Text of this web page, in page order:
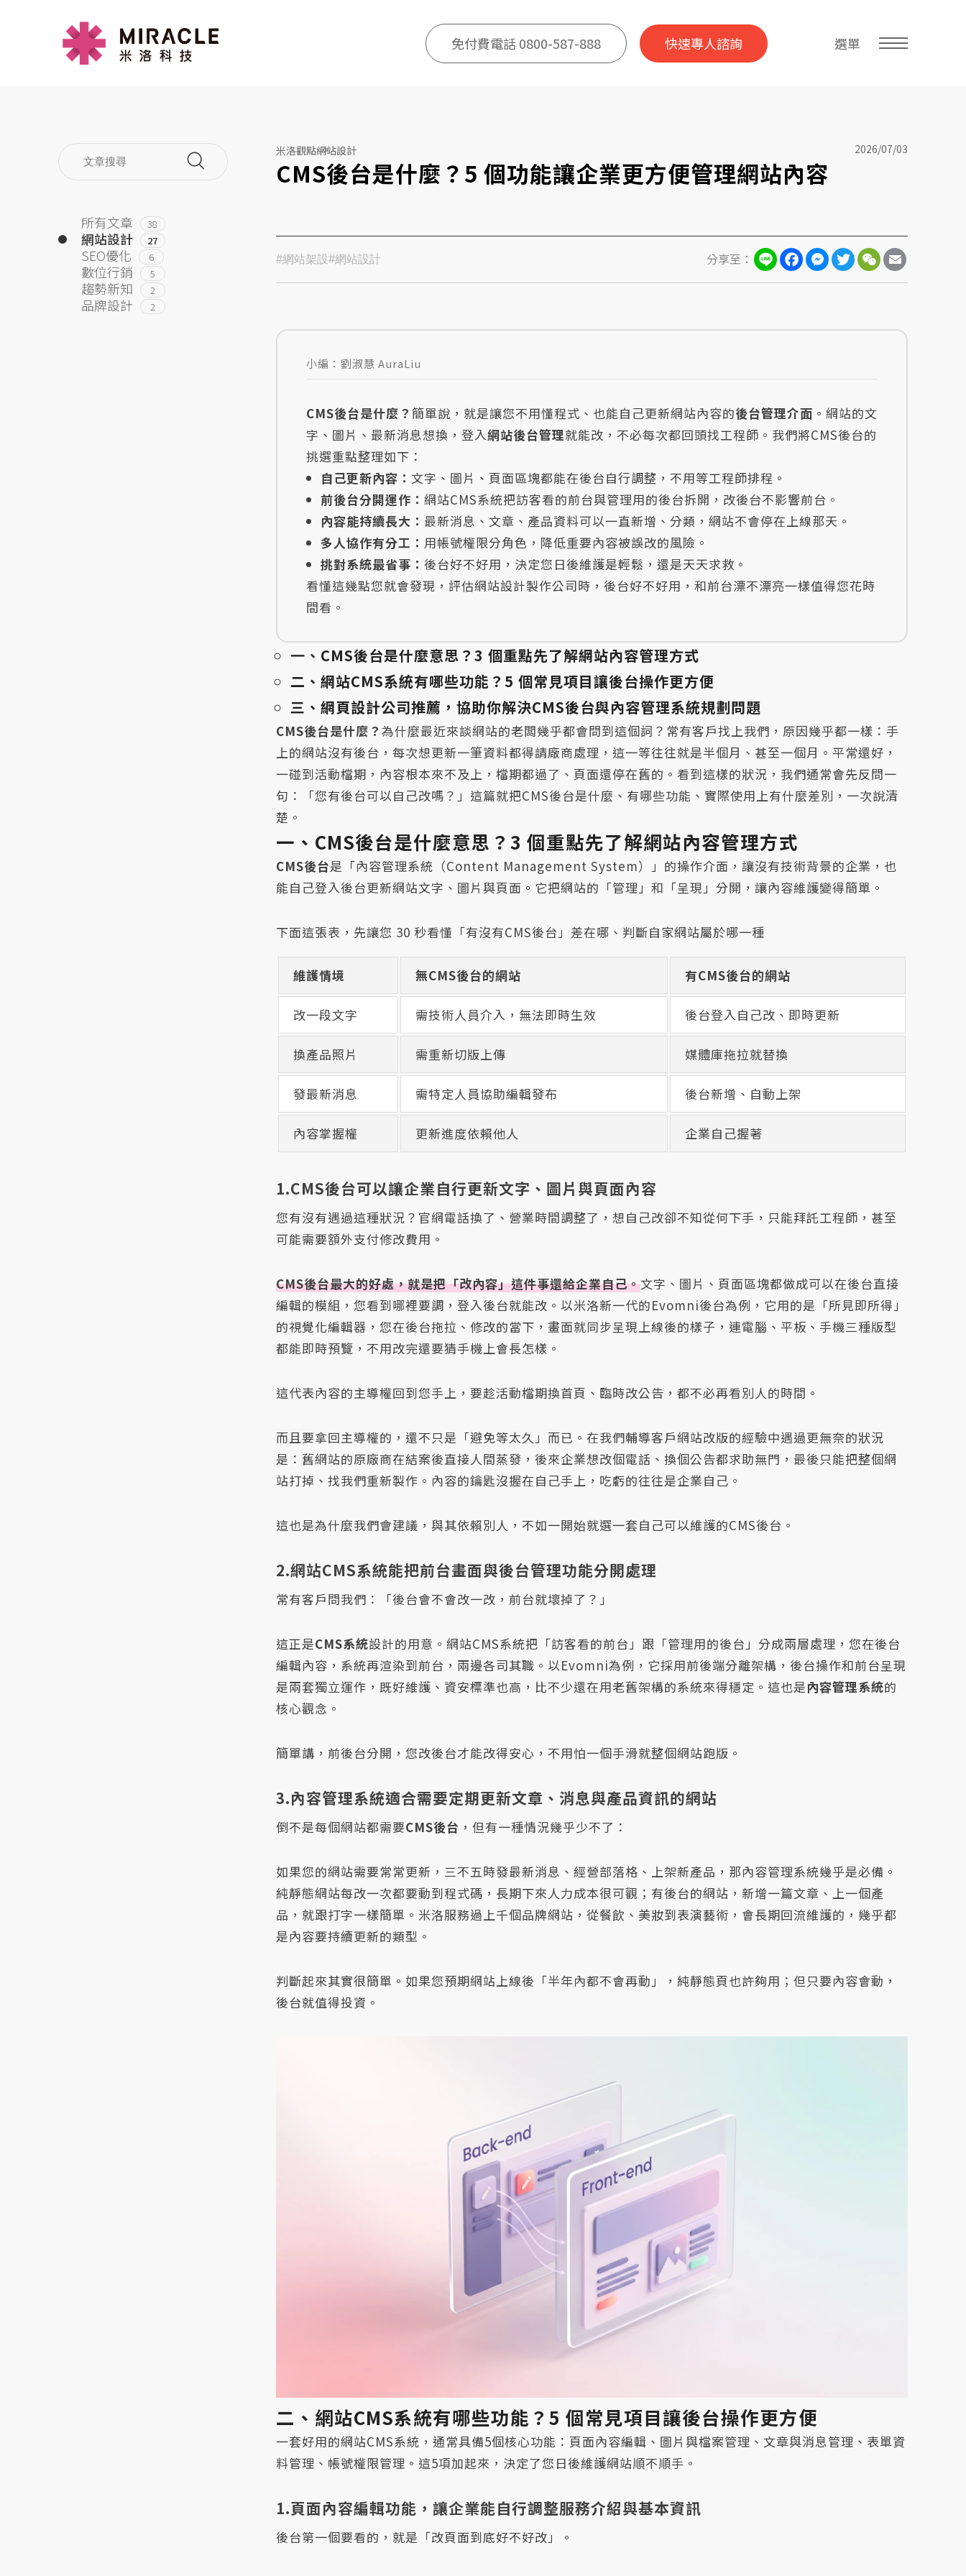
免付費電話 0800-587-888 快速專人諮詢 選單
所有文章 38
網站設計 27
SEO優化 6
數位行銷 5
趨勢新知 2
品牌設計 2
米洛觀點網站設計 2026/07/03
CMS後台是什麼？5 個功能讓企業更方便管理網站內容
#網站架設#網站設計 分享至： Line FacebookMessenger
TwitterWeChat
小編：劉淑慧 AuraLiu
CMS後台是什麼？簡單說，就是讓您不用懂程式、也能自己更新網站內容的後台管理介面 。網站的文
字、圖片、最新消息想換，登入網站後台管理就能改，不必每次都回頭找工程師。我們將CMS後台的
挑選重點整理如下：
自己更新內容：文字、圖片、頁面區塊都能在後台自行調整，不用等工程師排程。
前後台分開運作：網站CMS系統把訪客看的前台與管理用的後台拆開，改後台不影響前台。
內容能持續長大： 最新消息、文章、產品資料可以一直新增、分類，網站不會停在上線那天。
多人協作有分工： 用帳號權限分角色，降低重要內容被誤改的風險。
挑對系統最省事：後台好不好用，決定您日後維護是輕鬆，還是天天求救。
看懂這幾點您就會發現，評估網站設計製作公司時，後台好不好用，和前台漂不漂亮一樣值得您花時
間看。
一、 CMS後台是什麼意思？3 個重點先了解網站內容管理方式
二、網站CMS系統有哪些功能？5 個常見項目讓後台操作更方便
三、網頁設計公司推薦，協助你解決CMS後台與內容管理系統規劃問題
CMS後台是什麼？為什麼最近來談網站的老闆幾乎都會問到這個詞？常有客戶找上我們，原因幾乎都一樣：手
上的網站沒有後台，每次想更新一筆資料都得請廠商處理，這一等往往就是半個月、甚至一個月。平常還好，
一碰到活動檔期，內容根本來不及上，檔期都過了、頁面還停在舊的。看到這樣的狀況，我們通常會先反問一
句：「您有後台可以自己改嗎？」這篇就把CMS後台是什麼、有哪些功能、實際使用上有什麼差別，一次說清
楚。
一、CMS後台是什麼意思？3 個重點先了解網站內容管理方式
CMS後台是「內容管理系統（Content Management System）」的操作介面，讓沒有技術背景的企業，也
能自己登入後台更新網站文字、圖片與頁面。它把網站的「管理」和「呈現」分開，讓內容維護變得簡單。
下面這張表，先讓您 30 秒看懂「有沒有CMS後台」差在哪、判斷自家網站屬於哪一種
維護情境 無CMS後台的網站 有CMS後台的網站
改一段文字 需技術人員介入，無法即時生效 後台登入自己改、即時更新
換產品照片 需重新切版上傳 媒體庫拖拉就替換
發最新消息 需特定人員協助編輯發布 後台新增、自動上架
內容掌握權 更新進度依賴他人 企業自己握著
1.CMS後台可以讓企業自行更新文字、圖片與頁面內容
您有沒有遇過這種狀況？官網電話換了、營業時間調整了，想自己改卻不知從何下手，只能拜託工程師，甚至
可能需要額外支付修改費用。
CMS後台最大的好處，就是把「改內容」這件事還給企業自己。文字、圖片、頁面區塊都做成可以在後台直接
編輯的模組，您看到哪裡要調，登入後台就能改。以米洛新一代的Evomni後台為例，它用的是「所見即所得」
的視覺化編輯器，您在後台拖拉、修改的當下，畫面就同步呈現上線後的樣子，連電腦、平板、手機三種版型
都能即時預覽，不用改完還要猜手機上會長怎樣。
這代表內容的主導權回到您手上，要趁活動檔期換首頁、臨時改公告，都不必再看別人的時間。
而且要拿回主導權的，還不只是「避免等太久」而已。在我們輔導客戶網站改版的經驗中遇過更無奈的狀況
是：舊網站的原廠商在結案後直接人間蒸發，後來企業想改個電話、換個公告都求助無門，最後只能把整個網
站打掉、找我們重新製作。內容的鑰匙沒握在自己手上，吃虧的往往是企業自己。
這也是為什麼我們會建議，與其依賴別人，不如一開始就選一套自己可以維護的CMS後台。
2.網站CMS系統能把前台畫面與後台管理功能分開處理
常有客戶問我們：「後台會不會改一改，前台就壞掉了？」
這正是CMS系統設計的用意。網站CMS系統把「訪客看的前台」跟「管理用的後台」分成兩層處理，您在後台
編輯內容，系統再渲染到前台，兩邊各司其職。以Evomni為例，它採用前後端分離架構，後台操作和前台呈現
是兩套獨立運作，既好維護、資安標準也高，比不少還在用老舊架構的系統來得穩定。這也是內容管理系統的
核心觀念。
簡單講，前後台分開，您改後台才能改得安心，不用怕一個手滑就整個網站跑版。
3.內容管理系統適合需要定期更新文章、消息與產品資訊的網站
倒不是每個網站都需要CMS後台 ，但有一種情況幾乎少不了：
如果您的網站需要常常更新，三不五時發最新消息、經營部落格、上架新產品，那內容管理系統幾乎是必備。
純靜態網站每改一次都要動到程式碼，長期下來人力成本很可觀；有後台的網站，新增一篇文章、上一個產
品，就跟打字一樣簡單。米洛服務過上千個品牌網站，從餐飲、美妝到表演藝術，會長期回流維護的，幾乎都
是內容要持續更新的類型。
判斷起來其實很簡單。如果您預期網站上線後「半年內都不會再動」，純靜態頁也許夠用；但只要內容會動，
後台就值得投資。
二、網站CMS系統有哪些功能？5 個常見項目讓後台操作更方便
一套好用的網站CMS系統，通常具備5個核心功能：頁面內容編輯、圖片與檔案管理、文章與消息管理、表單資
料管理、帳號權限管理。這5項加起來，決定了您日後維護網站順不順手。
1.頁面內容編輯功能，讓企業能自行調整服務介紹與基本資訊
後台第一個要看的，就是「改頁面到底好不好改」。